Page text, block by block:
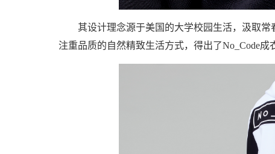
其设计理念源于美国的大学校园生活，汲取
注重品质的自然精致生活方式，得出了No_Code成